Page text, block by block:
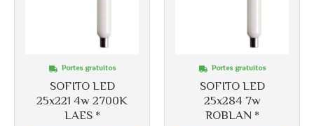
SOFITO LED
25x221 4w 2700K
LAES *
Portes gratuitos
SOFITO LED
25x284 7w
ROBLAN *
Portes gratuitos